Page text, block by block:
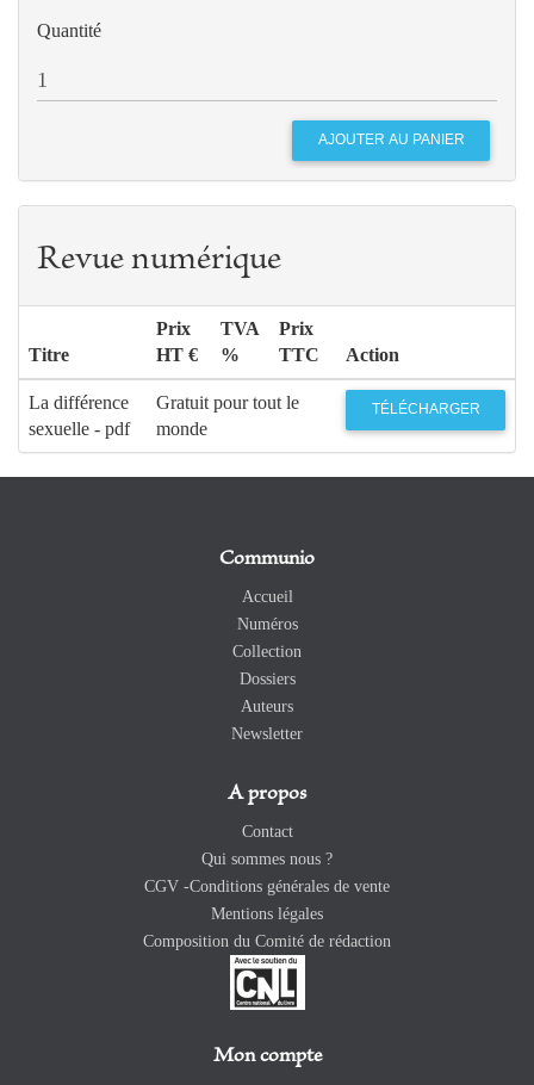
Quantité
Revue numérique
Titre
Prix
HT €
TVA
%
Prix
TTC
Action
La différence
sexuelle - pdf
Gratuit pour tout le
monde
TÉLÉCHARGER
Communio
Accueil
Numéros
Collection
Dossiers
Auteurs
Newsletter
A propos
Contact
Qui sommes nous ?
CGV -Conditions générales de vente
Mentions légales
Composition du Comité de rédaction
Mon compte